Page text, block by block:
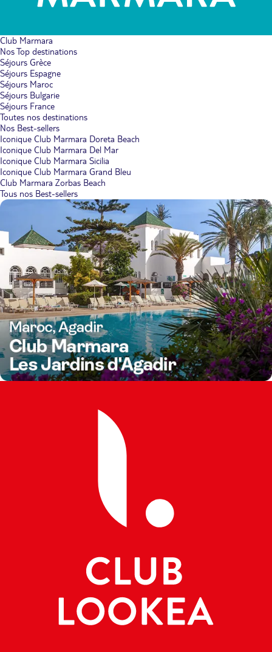
Club Marmara
Nos Top destinations
Séjours Grèce
Séjours Espagne
Séjours Maroc
Séjours Bulgarie
Séjours France
Toutes nos destinations
Nos Best-sellers
Iconique Club Marmara Doreta Beach
Iconique Club Marmara Del Mar
Iconique Club Marmara Sicilia
Iconique Club Marmara Grand Bleu
Club Marmara Zorbas Beach
Tous nos Best-sellers